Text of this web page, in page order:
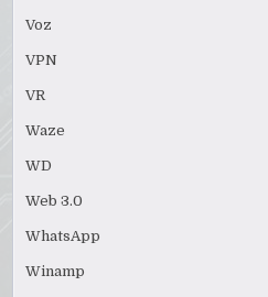
Voz
VPN
VR
Waze
WD
Web 3.0
WhatsApp
Winamp